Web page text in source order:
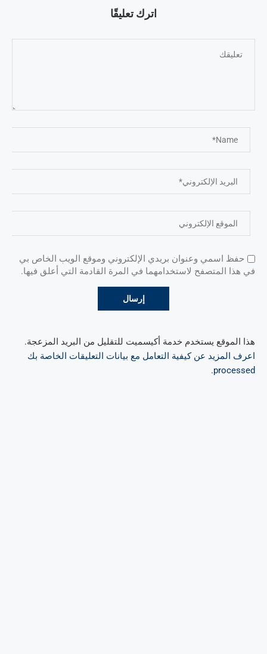
اترك تعليقًا
حفظ اسمي وعنوان بريدي الإلكتروني وموقع الويب الخاص بي
في هذا المتصفح لاستخدامهما في المرة القادمة التي أعلق فيها.
هذا الموقع يستخدم خدمة أكيسميت للتقليل من البريد المزعجة.
اعرف المزيد عن كيفية التعامل مع بيانات التعليقات الخاصة بك
processed
.